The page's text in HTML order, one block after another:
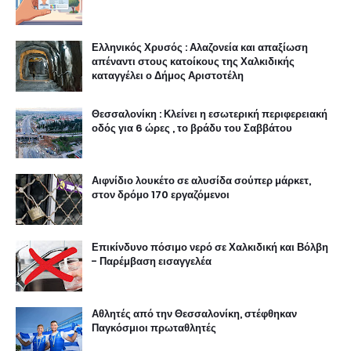
Ελληνικός Χρυσός : Αλαζονεία και απαξίωση
απέναντι στους κατοίκους της Χαλκιδικής
καταγγέλει ο Δήμος Αριστοτέλη
Θεσσαλονίκη : Κλείνει η εσωτερική περιφερειακή
οδός για 6 ώρες , το βράδυ του Σαββάτου
Αιφνίδιο λουκέτο σε αλυσίδα σούπερ μάρκετ,
στον δρόμο 170 εργαζόμενοι
Επικίνδυνο πόσιμο νερό σε Χαλκιδική και Βόλβη
- Παρέμβαση εισαγγελέα
Αθλητές από την Θεσσαλονίκη, στέφθηκαν
Παγκόσμιοι πρωταθλητές